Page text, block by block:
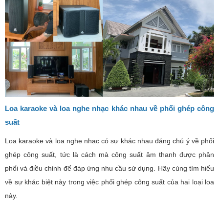
Loa karaoke và loa nghe nhạc khác nhauvề phối ghép công
suất
Loa karaoke và loa nghe nhạc có sự khác nhau đáng chú ý về phối
ghép công suất, tức là cách mà công suất âm thanh được phân
phối và điều chỉnh để đáp ứng nhu cầu sử dụng. Hãy cùng tìm hiểu
về sự khác biệt này trong việc phối ghép công suất của hai loại loa
này.